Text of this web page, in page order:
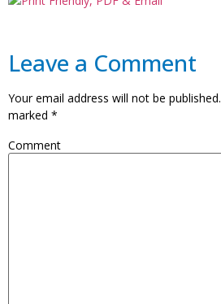
Leave a Comment
Your email address will not be published.
marked *
Comment